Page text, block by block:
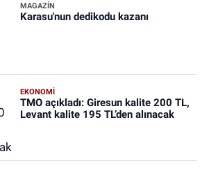
MAGAZİN
Karasu'nun dedikodu kazanı
EKONOMİ
TMO açıkladı: Giresun kalite 200 TL,
Levant kalite 195 TL’den alınacak